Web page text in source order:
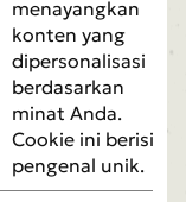
menayangkan
konten yang
dipersonalisasi
berdasarkan
minat Anda.
Cookie ini berisi
pengenal unik.